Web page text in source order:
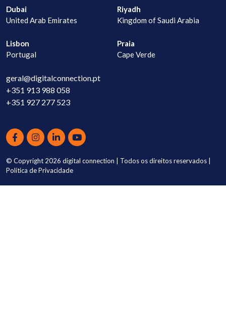
Dubai
United Arab Emirates
Lisbon
Portugal
Riyadh
Kingdom of Saudi Arabia
Praia
Cape Verde
geral@digitalconnection.pt
+351 913 988 058
+351 927 277 523
© Copyright 2026 digital connection | Todos os direitos reservados |
Política de Privacidade